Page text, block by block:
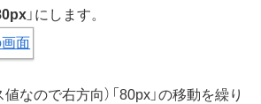
」にします。
なので右方向）「80px」の移動を繰り